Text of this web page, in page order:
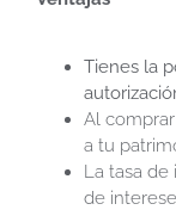
Tienes la
Al
a tu
La tasa
de